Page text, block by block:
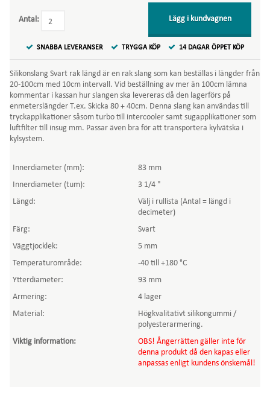
Antal: Lägg i kundvagnen
SNABBA LEVERANSER TRYGGA KÖP 14 DAGAR ÖPPET KÖP
Silikonslang Svart rak längd är en rak slang som kan beställas i längder från
20-100cm med 10cm intervall. Vid beställning av mer än 100cm lämna
kommentar i kassan hur slangen ska levereras då den lagerförs på
enmeterslängder T.ex. Skicka 80 + 40cm. Denna slang kan användas till
tryckapplikationer såsom turbo till intercooler samt sugapplikationer som
luftfilter till insug mm. Passar även bra för att transportera kylvätska i
kylsystem.
Innerdiameter (mm):
83 mm
Innerdiameter (tum):
3 1/4 "
Längd:
Välj i rullista (Antal = längd i
decimeter)
Färg:
Svart
Väggtjocklek:
5 mm
Temperaturområde:
-40 till +180 °C
Ytterdiameter:
93 mm
Armering:
4 lager
Material:
Högkvalitativt silikongummi /
polyesterarmering.
Viktig information:
OBS! Ångerrätten gäller inte för
denna produkt då den kapas eller
anpassas enligt kundens önskemål!